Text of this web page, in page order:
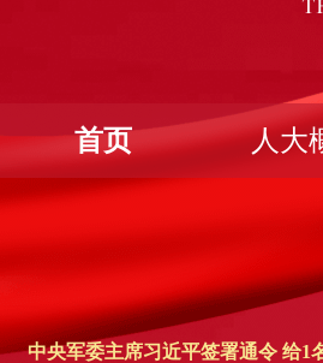
首页 人大
中央军委主席习近平签署通令 给1